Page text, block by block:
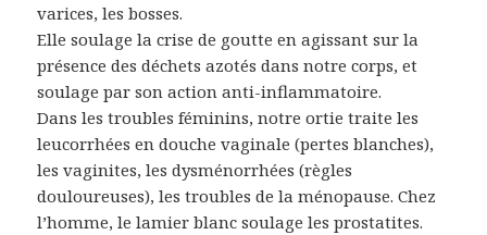
varices, les bosses.
Elle soulage la crise de goutte en agissant sur la
présence des déchets azotés dans notre corps, et
soulage par son action anti-inflammatoire.
Dans les troubles féminins, notre ortie traite les
leucorrhées en douche vaginale (pertes blanches),
les vaginites, les dysménorrhées (règles
douloureuses), les troubles de la ménopause. Chez
l’homme, le lamier blanc soulage les prostatites.